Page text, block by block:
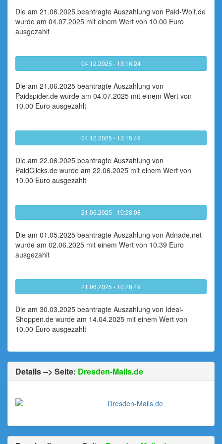
Die am 21.06.2025 beantragte Auszahlung von Paid-Wolf.de
wurde am 04.07.2025 mit einem Wert von 10.00 Euro
ausgezahlt
04.12.2025 - 13:16:24
Die am 21.06.2025 beantragte Auszahlung von
Paidspider.de wurde am 04.07.2025 mit einem Wert von
10.00 Euro ausgezahlt
04.12.2025 - 13:15:49
Die am 22.06.2025 beantragte Auszahlung von
PaidClicks.de wurde am 22.06.2025 mit einem Wert von
10.00 Euro ausgezahlt
21.06.2025 - 10:28:08
Die am 01.05.2025 beantragte Auszahlung von Adnade.net
wurde am 02.06.2025 mit einem Wert von 10.39 Euro
ausgezahlt
21.06.2025 - 10:26:49
Die am 30.03.2025 beantragte Auszahlung von Ideal-
Shoppen.de wurde am 14.04.2025 mit einem Wert von
10.00 Euro ausgezahlt
Details --> Seite: Dresden-Mails.de